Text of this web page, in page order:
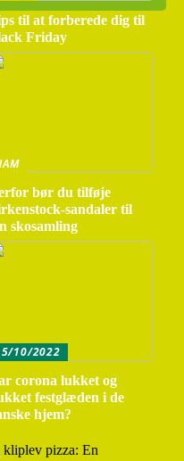
til at forberede dig til
Friday
bør du tilføje
sandaler til
skosamling
10/2022
corona lukket og
festglæden i de
hjem?
kliplev pizza: En